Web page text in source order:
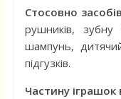
Стосовно
рушників,
шампунь,
підгузків.
Частину